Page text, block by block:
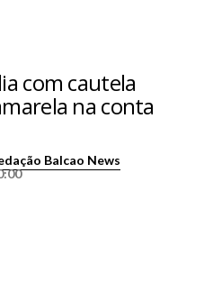
com cautela
na conta
Balcao News